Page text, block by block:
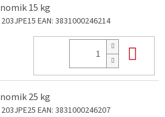
15 kg
EAN: 3831000246214
25 kg
EAN: 3831000246207